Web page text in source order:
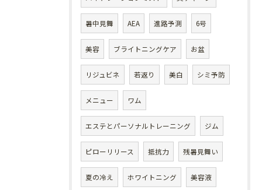
暑中見舞 AEA 進路予測 6号
美容 ブライトニングケア お盆
リジュビネ 若返り 美白 シミ予防
メニュー ワム
エステとパーソナルトレーニング ジム
ピローリリース 抵抗力 残暑見舞い
夏の冷え ホワイトニング 美容液